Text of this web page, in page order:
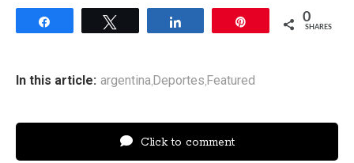
0
SHARES
In this article: argentina,Deportes,Featured
Click to comment